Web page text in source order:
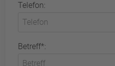
Telefon:
Betreff*: